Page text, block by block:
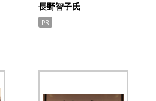
長野智子氏
PR